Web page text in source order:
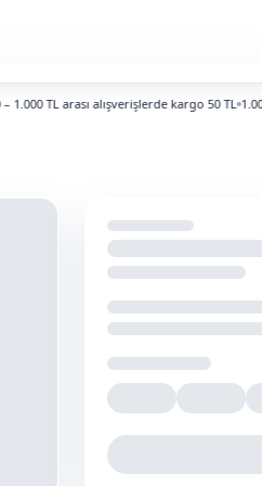
TL arası alışverişlerde kargo 50 TL 1.000